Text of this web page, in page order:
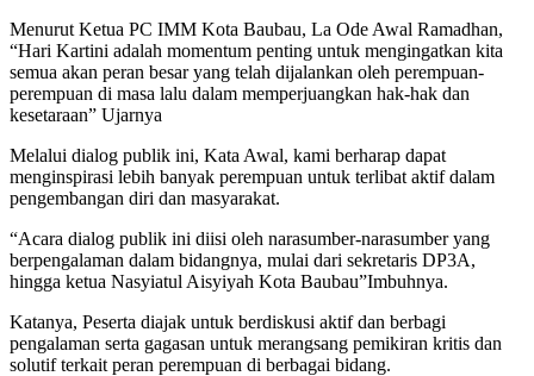
Menurut Ketua PC IMM Kota Baubau, La Ode Awal Ramadhan,
“Hari Kartini adalah momentum penting untuk mengingatkan kita
semua akan peran besar yang telah dijalankan oleh perempuan-
perempuan di masa lalu dalam memperjuangkan hak-hak dan
kesetaraan” Ujarnya
Melalui dialog publik ini, Kata Awal, kami berharap dapat
menginspirasi lebih banyak perempuan untuk terlibat aktif dalam
pengembangan diri dan masyarakat.
“Acara dialog publik ini diisi oleh narasumber-narasumber yang
berpengalaman dalam bidangnya, mulai dari sekretaris DP3A,
hingga ketua Nasyiatul Aisyiyah Kota Baubau”Imbuhnya.
Katanya, Peserta diajak untuk berdiskusi aktif dan berbagi
pengalaman serta gagasan untuk merangsang pemikiran kritis dan
solutif terkait peran perempuan di berbagai bidang.